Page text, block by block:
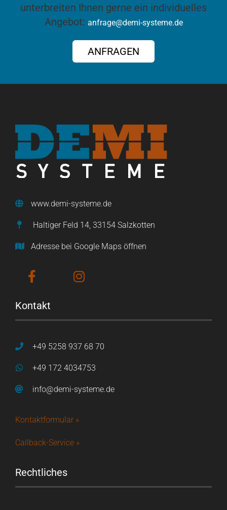
unterbreiten Ihnen gerne ein individuelles
Angebot: anfrage@demi-systeme.de
ANFRAGEN
www.demi-systeme.de
Haltiger Feld 14, 33154 Salzkotten
Adresse bei Google Maps öffnen
Kontakt
+49 5258 937 68 70
+49 172 4034753
info@demi-systeme.de
Kontaktformular »
Callback-Service »
Rechtliches